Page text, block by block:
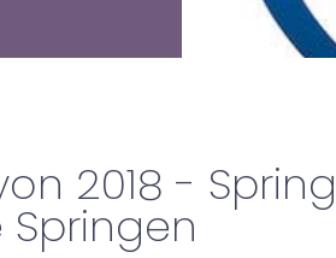
2018 -
Springen